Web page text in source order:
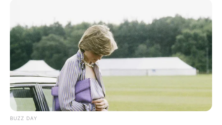
ત્યારે ભગવાન જગન્નાથની 146મી રથયાત્રાની તમામ
તૈયારીઓને હાલ આખરી ઓપ આપવામાં આવી રહ્યો
છે.
BUZZ DAY